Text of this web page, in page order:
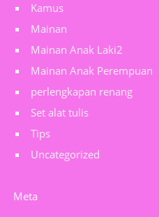
Kamus
Mainan
Mainan Anak Laki2
Mainan Anak Perempuan
perlengkapan renang
Set alat tulis
Tips
Uncategorized
Meta